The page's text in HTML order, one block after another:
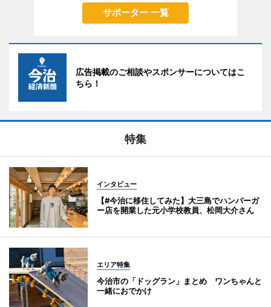
サポーター 一覧
広告掲載のご相談やスポンサーについてはこ
ちら！
特集
インタビュー
【#今治に移住してみた】大三島でハンバーガ
ー店を開業した元小学校教員、松岡大介さん
エリア特集
今治市の「ドッグラン」まとめ ワンちゃんと
一緒におでかけ